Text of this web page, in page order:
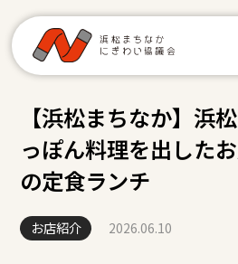
【浜松まちなか】浜
っぽん料理を出した
の定食ランチ
お店紹介 2026.06.10